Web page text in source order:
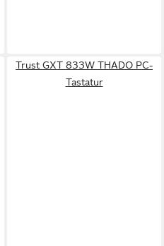
Trust GXT 833W THADO PC-
Tastatur